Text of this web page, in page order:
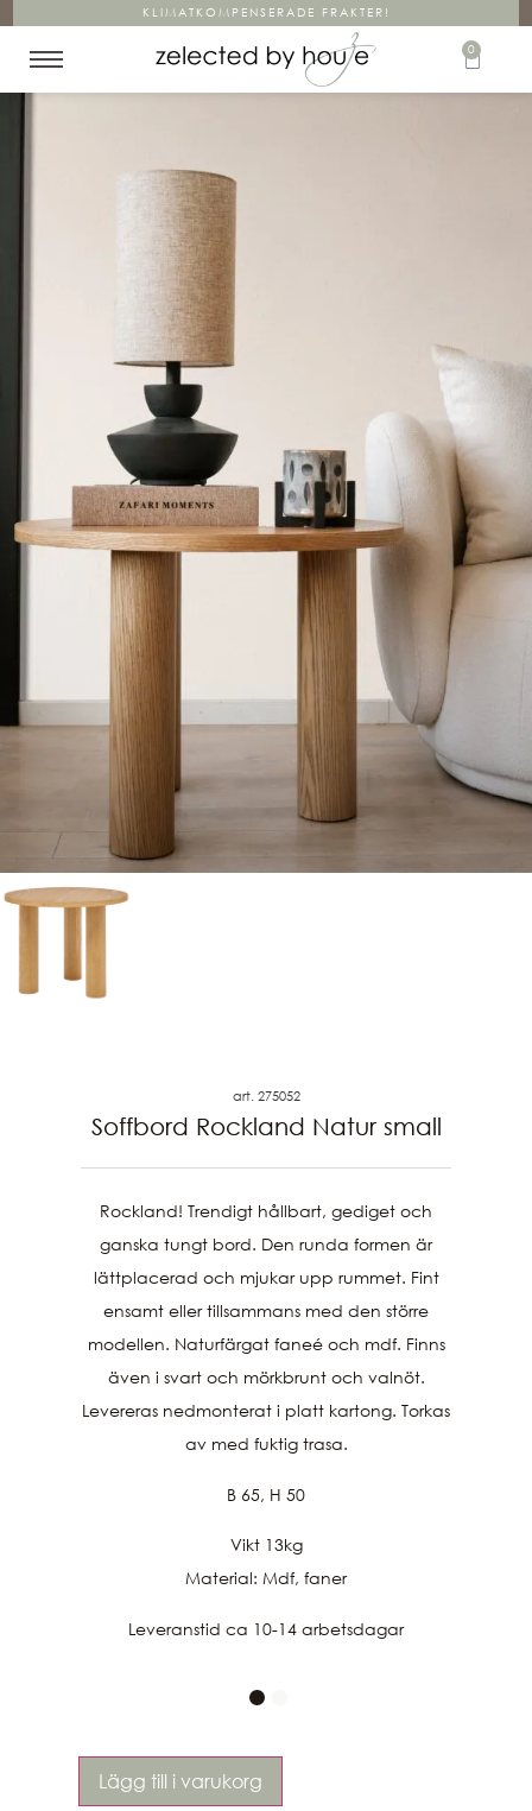
KLIMATKOMPENSERADE FRAKTER!
0
art. 275052
Soffbord Rockland Natur small
Rockland! Trendigt hållbart, gediget och
ganska tungt bord. Den runda formen är
lättplacerad och mjukar upp rummet. Fint
ensamt eller tillsammans med den större
modellen. Naturfärgat faneé och mdf. Finns
även i svart och mörkbrunt och valnöt.
Levereras nedmonterat i platt kartong. Torkas
av med fuktig trasa.
B 65, H 50
Vikt 13kg
Material: Mdf, faner
Leveranstid ca 10-14 arbetsdagar
Lägg till i varukorg